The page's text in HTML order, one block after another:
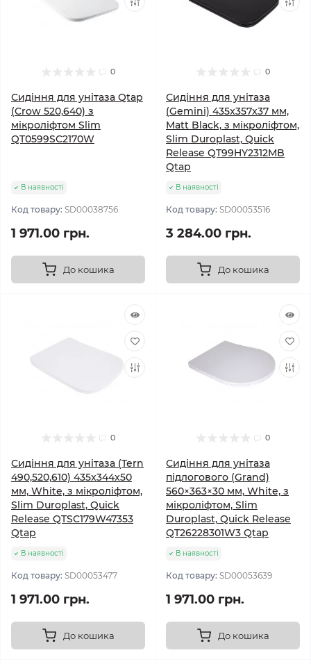
0
Сидіння для унітаза Qtap
(Crow 520,640) з
мікроліфтом Slim
QT0599SC2170W
В наявності
Код товару: SD00038756
1 971.00 грн.
До кошика
0
Сидіння для унітаза
(Gemini) 435x357x37 мм,
Matt Black, з мікроліфтом,
Slim Duroplast, Quick
Release QT99HY2312MB
Qtap
В наявності
Код товару: SD00053516
3 284.00 грн.
До кошика
0
Сидіння для унітаза (Tern
490,520,610) 435x344x50
мм, White, з мікроліфтом,
Slim Duroplast, Quick
Release QTSC179W47353
Qtap
В наявності
Код товару: SD00053477
1 971.00 грн.
До кошика
0
Сидіння для унітаза
підлогового (Grand)
560×363×30 мм, White, з
мікроліфтом, Slim
Duroplast, Quick Release
QT26228301W3 Qtap
В наявності
Код товару: SD00053639
1 971.00 грн.
До кошика